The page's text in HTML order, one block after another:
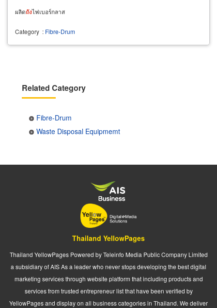
ผลิดถังไฟเบอร์กลาส
Category : Fibre-Drum
Related Category
Fibre-Drum
Waste Disposal Equipmemt
Thailand YellowPages
Thailand YellowPages Powered by Teleinfo Media Public Company Limited
a subsidiary of AIS As a leader who never stops developing the best digital
marketing services through website platform that including products and
services from trusted entrepreneur list that have been verified by
YellowPages and display on all business categories in Thailand. We deliver